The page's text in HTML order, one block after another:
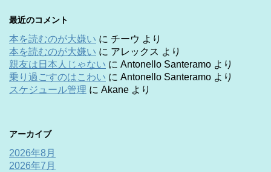
最近のコメント
本を読むのが大嫌い に チーウ より
本を読むのが大嫌い に アレックス より
親友は日本人じゃない に Antonello Santeramo より
乗り過ごすのはこわい に Antonello Santeramo より
スケジュール管理 に Akane より
アーカイブ
2026年8月
2026年7月